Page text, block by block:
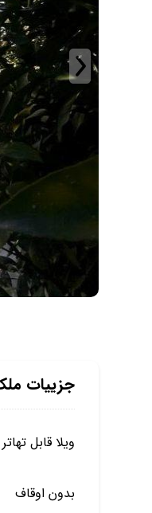
جزییات
ویلا قابل
بدون اوقاف